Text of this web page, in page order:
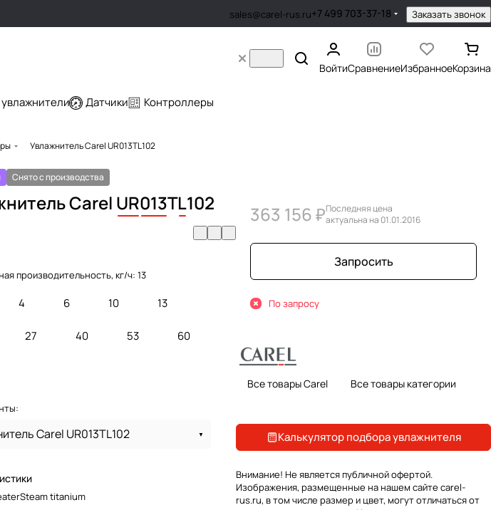
sales@carel-rus.ru+7 499 703-37-18 Заказать звонок
ВойтиСравнениеИзбранноеКорзина
Датчики Контроллеры
Увлажнитель Carel UR013TL102
Снято с производства
Carel UR013TL102
производительность, кг/ч:13
4 6 10 13
27 40 53 60
Carel UR013TL102
titanium
363 156 ₽Последняя цена
актуальна на 01.01.2016
Запросить
По запросу
Все товары Carel Все товары категории
Калькулятор подбора увлажнителя
Внимание! Не является публичной офертой.
Изображения, размещенные на нашем сайте carel-
rus.ru, в том числе размер и цвет, могут отличаться от